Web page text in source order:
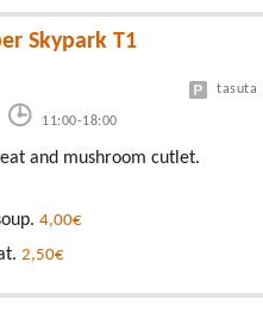
Skypark T1
11:00-18:00
tasuta
and mushroom cutlet.
4,00€
2,50€